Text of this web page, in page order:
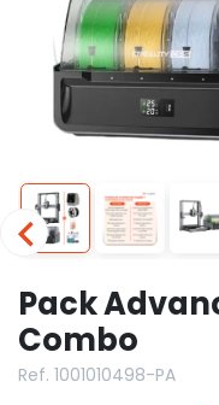
Pack
Combo
Ref. 1001010498-PA